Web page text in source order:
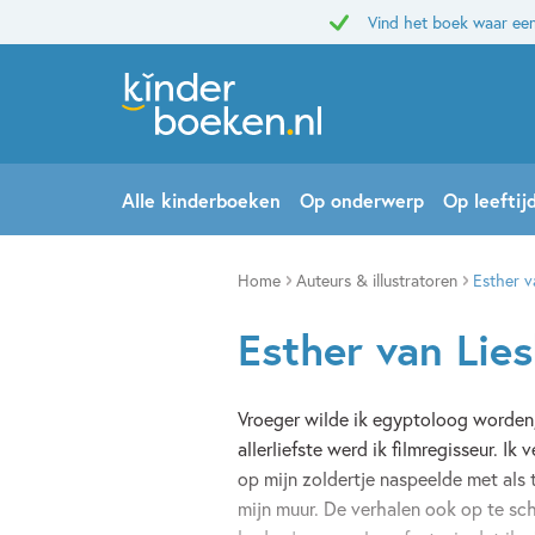
Vind het boek waar
Alle kinderboeken Op onderwerp Op
Home Auteurs & illustratoren Esther
Esther van
Vroeger wilde ik egyptoloog
allerliefste werd ik filmregisseur. Ik
op mijn zoldertje naspeelde met als
mijn muur. De verhalen ook op te